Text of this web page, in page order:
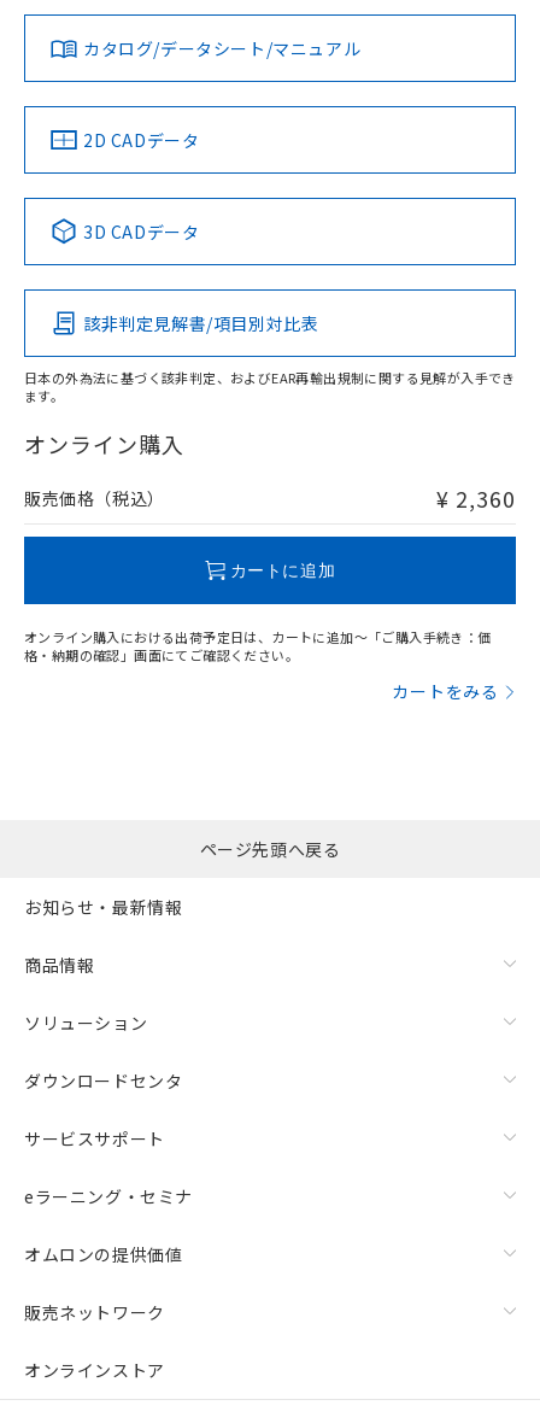
ダウンロードデータをご利用いただく前に、以下を必ずお読
みください。
ソフトウェアの使用条件
対応済み
中国 RoHS 注意事項・凡例
Pb Hg Cd Cr(VI)
O
在庫等で未対応品が混在する可能性があります。
問い合わせください。
カタログ/データシート/マニュアル
2D CADデータ
3D CADデータ
該非判定見解書/項目別対比表
日本の外為法に基づく該非判定、およびEAR再輸出規制に関する見解が入手でき
ます。
オンライン購入
販売価格（税込） ¥ 2,360
カートに追加
オンライン購入における出荷予定日は、カートに追加～「ご購入手続き：価
格・納期の確認」画面にてご確認ください。
カートをみる
ページ先頭へ戻る
お知らせ・最新情報
商品情報
ソリューション
ダウンロードセンタ
サービスサポート
eラーニング・セミナ
オムロンの提供価値
販売ネットワーク
オンラインストア